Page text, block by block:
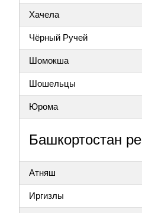
Хачела
Чёрный Ручей
Шомокша
Шошельцы
Юрома
Башкортостан
Атняш
Иргизлы